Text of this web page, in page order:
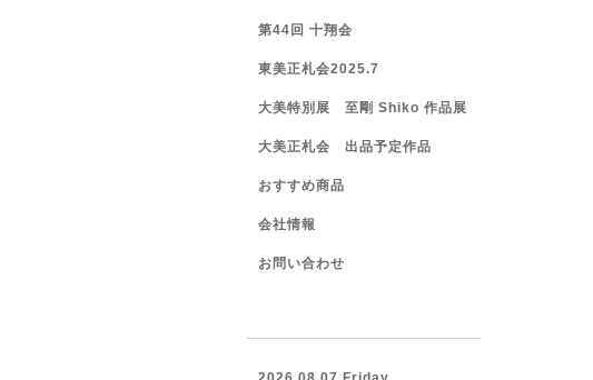
第44回 十翔会
東美正札会2025.7
大美特別展 至剛 Shiko 作品展
大美正札会 出品予定作品
おすすめ商品
会社情報
お問い合わせ